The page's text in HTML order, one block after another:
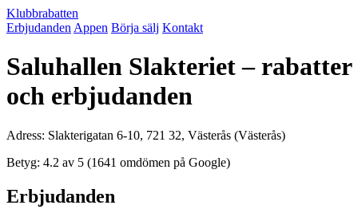
Klubbrabatten
Erbjudanden Appen Börja sälj Kontakt
Saluhallen Slakteriet – rabatter
och erbjudanden
Adress: Slakterigatan 6-10, 721 32, Västerås (Västerås)
Betyg: 4.2 av 5 (1641 omdömen på Google)
Erbjudanden